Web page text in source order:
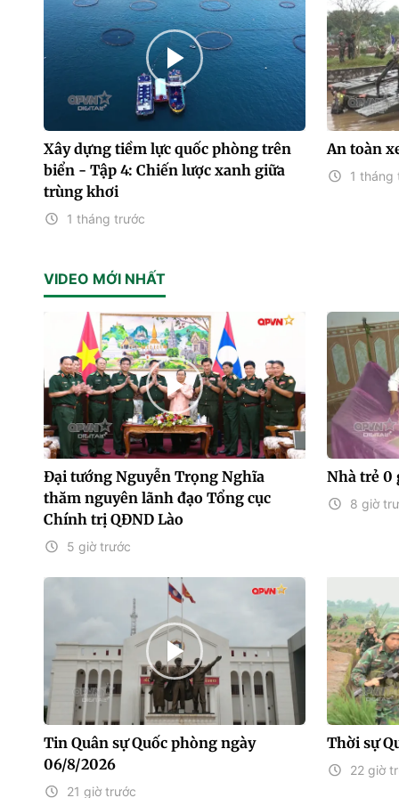
Xây dựng tiềm lực quốc phòng trên
biển - Tập 4: Chiến lược xanh giữa
trùng khơi
1 tháng trước
An toàn
1 tháng
VIDEO MỚI NHẤT
Đại tướng Nguyễn Trọng Nghĩa
thăm nguyên lãnh đạo Tổng cục
Chính trị QĐND Lào
5 giờ trước
Nhà trẻ 0
8 giờ
Tin Quân sự Quốc phòng ngày
06/8/2026
21 giờ trước
Thời sự
22 giờ